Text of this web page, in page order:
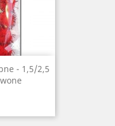
- 1,5/2,5